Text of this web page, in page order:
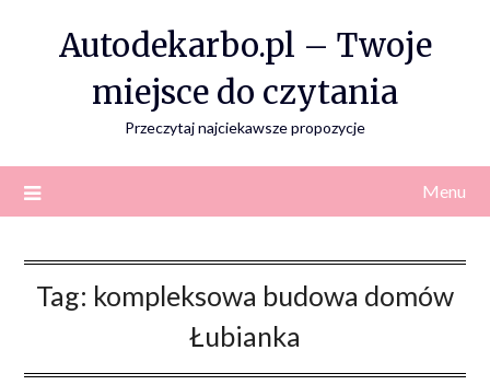
Autodekarbo.pl – Twoje
miejsce do czytania
Przeczytaj najciekawsze propozycje
Menu
Tag: kompleksowa budowa domów
Łubianka